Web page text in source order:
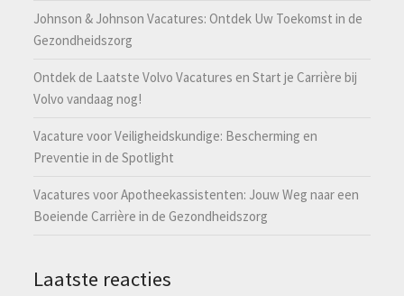
Johnson & Johnson Vacatures: Ontdek Uw Toekomst in de
Gezondheidszorg
Ontdek de Laatste Volvo Vacatures en Start je Carrière bij
Volvo vandaag nog!
Vacature voor Veiligheidskundige: Bescherming en
Preventie in de Spotlight
Vacatures voor Apotheekassistenten: Jouw Weg naar een
Boeiende Carrière in de Gezondheidszorg
Laatste reacties